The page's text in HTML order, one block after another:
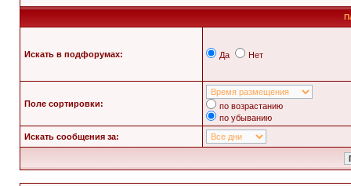
Искать в подфорумах: Да Нет
Поле сортировки:
по возрастанию
по убыванию
Искать сообщения за: